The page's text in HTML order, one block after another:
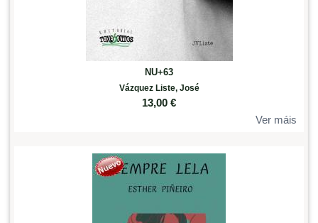
NU+63
Vázquez Liste, José
13,00 €
Ver máis